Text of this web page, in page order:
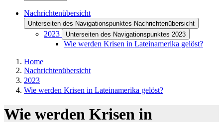
Nachrichtenübersicht
Unterseiten des Navigationspunktes Nachrichtenübersicht
2023 Unterseiten des Navigationspunktes 2023
Wie werden Krisen in Lateinamerika gelöst?
Home
Nachrichtenübersicht
2023
Wie werden Krisen in Lateinamerika gelöst?
Wie werden Krisen in